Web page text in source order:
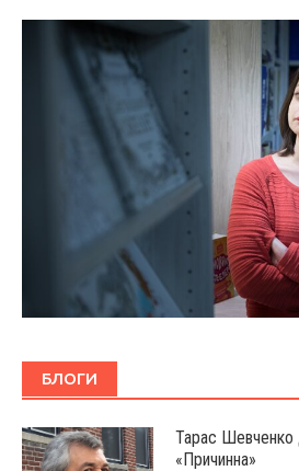
БЛОГИ
Тарас Шевченко
«Причинна»